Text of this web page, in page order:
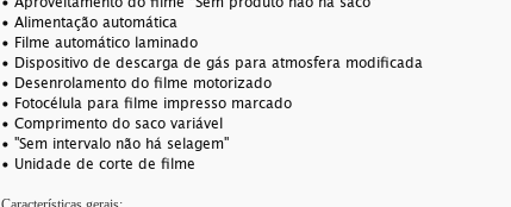
• Alimentação automática
• Filme automático laminado
• Dispositivo de descarga de gás para atmosfera modificada
• Desenrolamento do filme motorizado
• Fotocélula para filme impresso marcado
• Comprimento do saco variável
• "Sem intervalo não há selagem"
• Unidade de corte de filme